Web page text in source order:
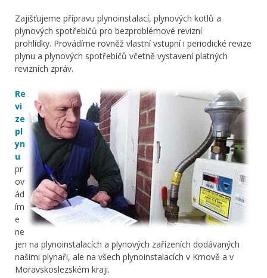
Zajišťujeme přípravu plynoinstalací, plynových kotlů a
plynových spotřebičů pro bezproblémové revizní
prohlídky. Provádíme rovněž vlastní vstupní i periodické revize
plynu a plynových spotřebičů včetně vystavení platných
revizních zpráv.
Re
vi
ze
pl
yn
u
pr
ov
ád
ím
e
ne
jen na plynoinstalacích a plynových zařízeních dodávaných
našimi plynaři, ale na všech plynoinstalacích v Krnově a v
Moravskoslezském kraji.